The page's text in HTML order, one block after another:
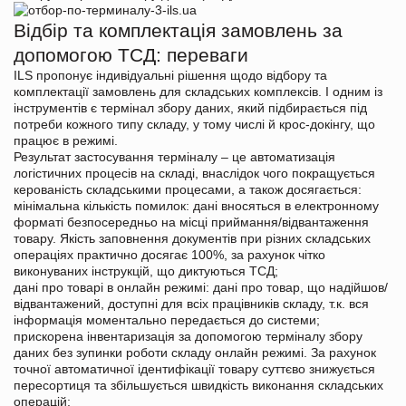
Відбір та комплектація замовлень за
допомогою ТСД: переваги
ILS пропонує індивідуальні рішення щодо відбору та
комплектації замовлень для складських комплексів. І одним із
інструментів є термінал збору даних, який підбирається під
потреби кожного типу складу, у тому числі й крос-докінгу, що
працює в режимі.
Результат застосування терміналу – це автоматизація
логістичних процесів на складі, внаслідок чого покращується
керованість складськими процесами, а також досягається:
мінімальна кількість помилок: дані вносяться в електронному
форматі безпосередньо на місці приймання/відвантаження
товару. Якість заповнення документів при різних складських
операціях практично досягає 100%, за рахунок чітко
виконуваних інструкцій, що диктуються ТСД;
дані про товарі в онлайн режимі: дані про товар, що надійшов/
відвантажений, доступні для всіх працівників складу, т.к. вся
інформація моментально передається до системи;
прискорена інвентаризація за допомогою терміналу збору
даних без зупинки роботи складу онлайн режимі. За рахунок
точної автоматичної ідентифікації товару суттєво знижується
пересортиця та збільшується швидкість виконання складських
операцій;